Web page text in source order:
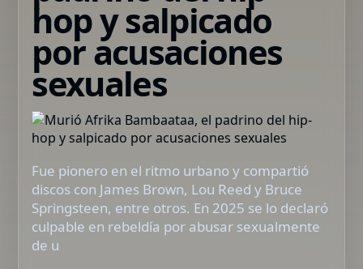
hop y salpicado
por acusaciones
sexuales
Fue pionero en el ritmo urbano y compartió
discos con James Brown, Lou Reed y Bruce
Springsteen, entre otros. En 2025 se lo declaró
culpable en rebeldía por abusar sexualmente
de u